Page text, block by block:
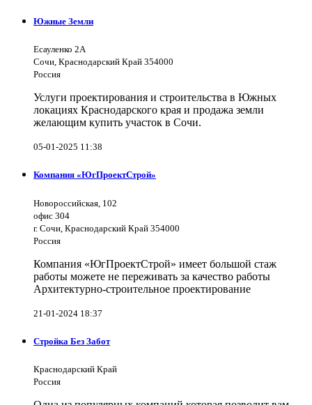
Южные Земли
Есауленко 2А
Сочи, Краснодарский Край 354000
Россия
Услуги проектирования и строительства в Южных
локациях Краснодарского края и продажа земли
желающим купить участок в Сочи.
05-01-2025 11:38
Компания «ЮгПроектСтрой»
Новороссийская, 102
офис 304
г. Сочи, Краснодарский Край 354000
Россия
Компания «ЮгПроектСтрой» имеет большой стаж
работы можете не переживать за качество работы
Архитектурно-строительное проектирование
21-01-2024 18:37
Стройка Без Забот
Краснодарский Край
Россия